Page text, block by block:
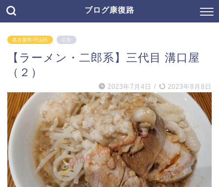
ブログ康復路
名古屋市-守山区 広告
【ラーメン・二郎系】三代目 溝口屋
（２）
2023年7月4日 / 2023年8月8日